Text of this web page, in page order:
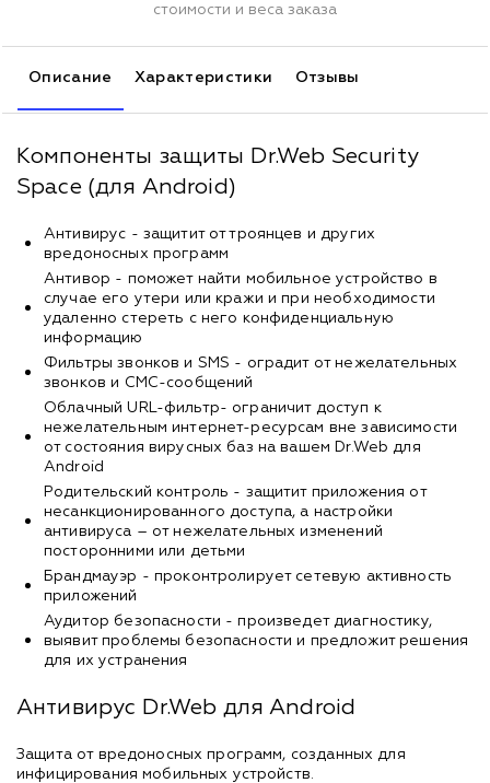
стоимости и веса заказа
Описание Характеристики Отзывы
Компоненты защиты Dr.Web Security
Space (для Android)
Антивирус - защитит от троянцев и других
вредоносных программ
Антивор - поможет найти мобильное устройство в
случае его утери или кражи и при необходимости
удаленно стереть с него конфиденциальную
информацию
Фильтры звонков и SMS - оградит от нежелательных
звонков и СМС-сообщений
Облачный URL-фильтр- ограничит доступ к
нежелательным интернет-ресурсам вне зависимости
от состояния вирусных баз на вашем Dr.Web для
Android
Родительский контроль - защитит приложения от
несанкционированного доступа, а настройки
антивируса – от нежелательных изменений
посторонними или детьми
Брандмауэр - проконтролирует сетевую активность
приложений
Аудитор безопасности - произведет диагностику,
выявит проблемы безопасности и предложит решения
для их устранения
Антивирус Dr.Web для Android
Защита от вредоносных программ, созданных для
инфицирования мобильных устройств.